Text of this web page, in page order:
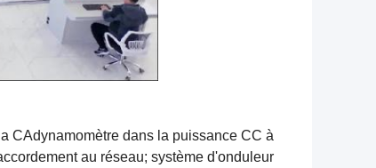
CAdynamomètre dans la puissance CC à
au réseau; système d'onduleur